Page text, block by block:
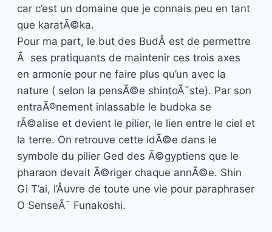
car c’est un domaine que je connais peu en tant
que karatÃ©ka.
Pour ma part, le but des BudÅ est de permettre
Ã ses pratiquants de maintenir ces trois axes
en armonie pour ne faire plus qu’un avec la
nature ( selon la pensÃ©e shintoÃ¯ste). Par son
entraÃ®nement inlassable le budoka se
rÃ©alise et devient le pilier, le lien entre le ciel et
la terre. On retrouve cette idÃ©e dans le
symbole du pilier Ged des Ã©gyptiens que le
pharaon devait Ã©riger chaque annÃ©e. Shin
Gi T’ai, l’Åuvre de toute une vie pour paraphraser
O SenseÃ¯ Funakoshi.